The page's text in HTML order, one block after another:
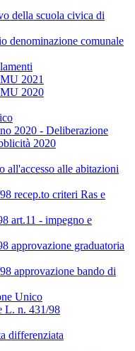
della scuola civica di
denominazione comunale
2021
2020
2020 - Deliberazione
2020
all'accesso alle abitazioni
recep.to criteri Ras e
art.11 - impegno e
approvazione graduatoria
approvazione bando di
Unico
L. n. 431/98
differenziata